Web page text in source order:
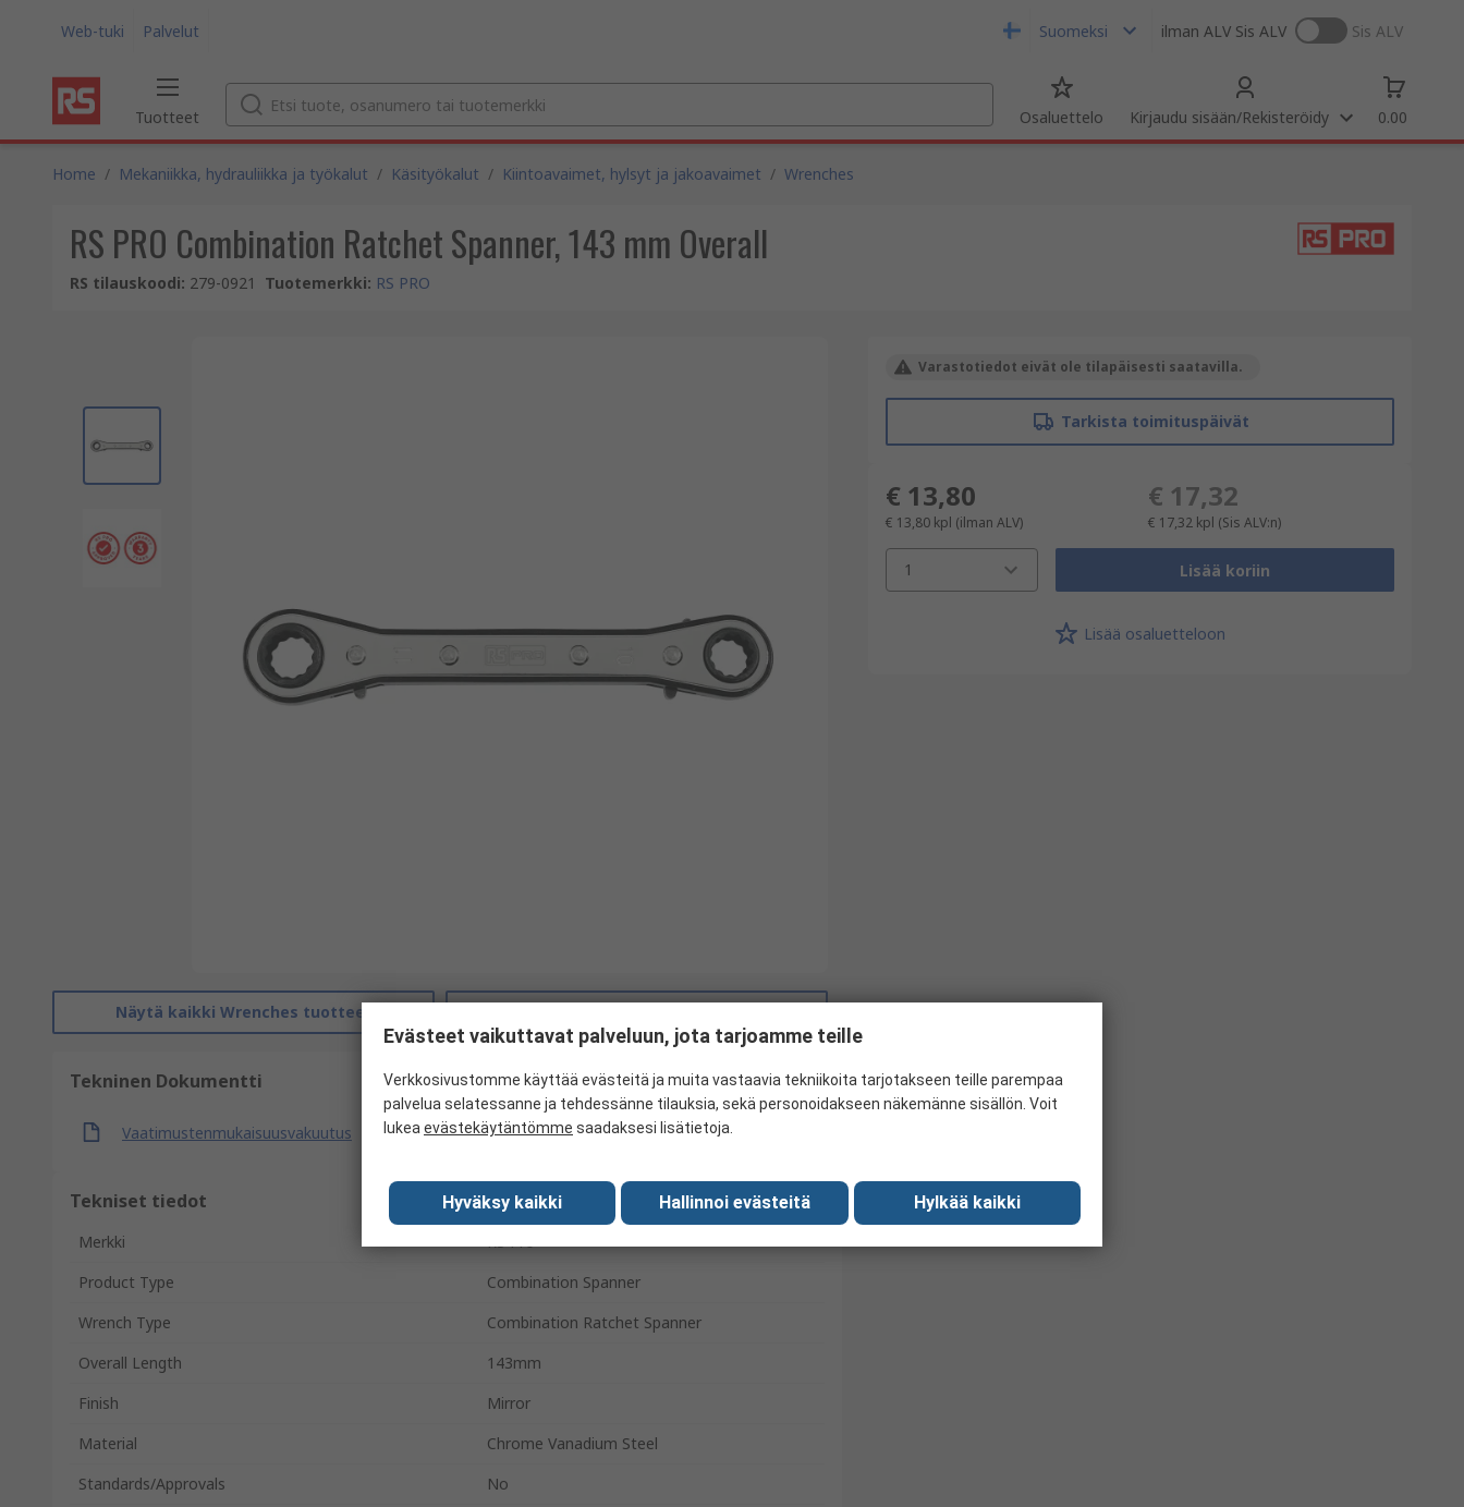
Web-tuki Palvelut Suomeksi ilman ALV Sis ALV Sis ALV
Tuotteet Osaluettelo Kirjaudu sisään/Rekisteröidy 0.00
Home / Mekaniikka, hydrauliikka ja työkalut / Käsityökalut / Kiintoavaimet, hylsyt ja jakoavaimet / Wrenches
RS PRO Combination Ratchet Spanner, 143 mm Overall
RS tilauskoodi: 279-0921 Tuotemerkki: RS PRO
Näytä kaikki Wrenches tuotteet
Tekninen Dokumentti
Vaatimustenmukaisuusvakuutus
Tekniset tiedot
Merkki
RS Pro
Product Type
Combination Spanner
Wrench Type
Combination Ratchet Spanner
Overall Length
143mm
Finish
Mirror
Material
Chrome Vanadium Steel
Standards/Approvals
No
Varastotiedot eivät ole tilapäisesti saatavilla.
Tarkista toimituspäivät
€ 13,80
€ 13,80 kpl (ilman ALV)
€ 17,32
€ 17,32 kpl (Sis ALV:n)
1 Lisää koriin
Lisää osaluetteloon
Evästeet vaikuttavat palveluun, jota tarjoamme teille
Verkkosivustomme käyttää evästeitä ja muita vastaavia tekniikoita tarjotakseen teille parempaa
palvelua selatessanne ja tehdessänne tilauksia, sekä personoidakseen näkemänne sisällön. Voit
lukea evästekäytäntömme saadaksesi lisätietoja.
Hyväksy kaikki Hallinnoi evästeitä Hylkää kaikki